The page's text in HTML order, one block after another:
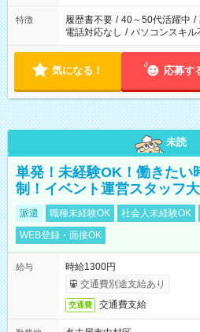
特徴 履歴書不要 / 40～50代活躍中 /
電話対応なし / パソコンスキル
気になる！ 応募す
未読
単発！未経験OK！働きたい
制！イベント運営スタッフ大
派遣 職種未経験OK 社会人未経験OK
WEB登録・面接OK
給与
時給1300円
交通費別途支給あり
交通費 交通費支給